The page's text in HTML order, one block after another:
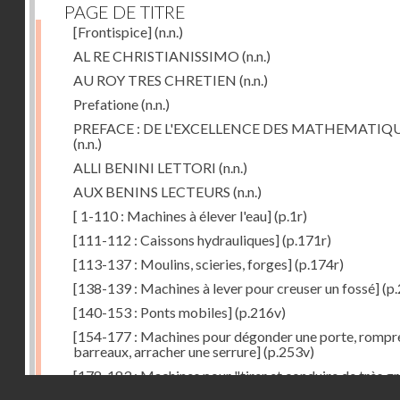
PAGE DE TITRE
[Frontispice](n.n.)
AL RE CHRISTIANISSIMO (n.n.)
AU ROY TRES CHRETIEN (n.n.)
Prefatione(n.n.)
PREFACE : DE L'EXCELLENCE DES
(n.n.)
ALLI BENINI LETTORI (n.n.)
AUX BENINS LECTEURS (n.n.)
[ 1-110 : Machines à élever l'eau](p.1r)
[111-112 : Caissons hydrauliques](p.171r)
[113-137 : Moulins, scieries, forges](p.174r)
[138-139 : Machines à lever pour creuser un fossé]
[140-153 : Ponts mobiles](p.216v)
[154-177 : Machines pour dégonder une porte,
barreaux, arracher une serrure](p.253v)
[178-183 : Machines pour "tirer et conduire de très